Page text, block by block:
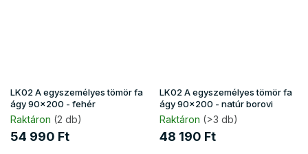
LK02 A egyszemélyes tömör fa
ágy 90x200 - fehér
Raktáron (2 db)
54 990 Ft
LK02 A egyszemélyes tömör fa
ágy 90x200 - natúr borovi
Raktáron (>3 db)
48 190 Ft